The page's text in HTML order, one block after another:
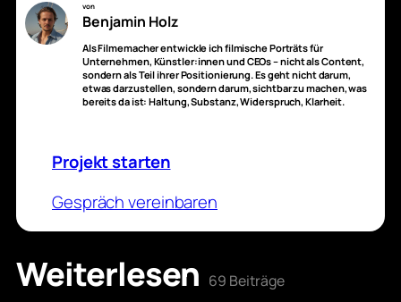
von
Benjamin Holz
Als Filmemacher entwickle ich filmische Porträts für
Unternehmen, Künstler:innen und CEOs – nicht als Content,
sondern als Teil ihrer Positionierung. Es geht nicht darum,
etwas darzustellen, sondern darum, sichtbar zu machen, was
bereits da ist: Haltung, Substanz, Widerspruch, Klarheit.
Projekt starten
Gespräch vereinbaren
Weiterlesen 69 Beiträge